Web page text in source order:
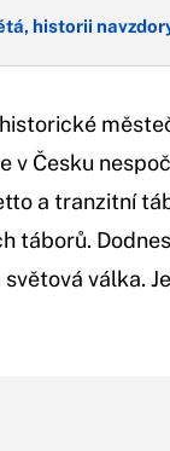
historii
v Česku
a tranzitní
táborů.
válka.